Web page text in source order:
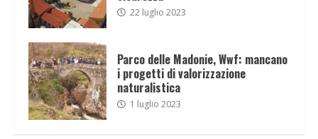
22 luglio 2023
Parco delle Madonie, Wwf: mancano
i progetti di valorizzazione
naturalistica
1 luglio 2023